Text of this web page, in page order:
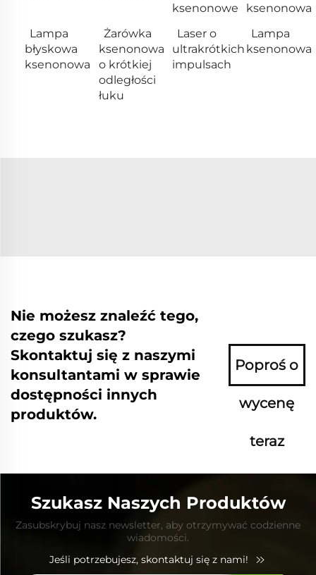
ksenonowe
ksenonowa
Lampa
błyskowa
ksenonowa
Żarówka
ksenonowa
o krótkiej
odległości
łuku
Laser o
ultrakrótkich
impulsach
Lampa
ksenonowa
Nie możesz znaleźć tego,
czego szukasz?
Skontaktuj się z naszymi
konsultantami w sprawie
dostępności innych
produktów.
Poproś o
wycenę
teraz
Szukasz Naszych Produktów
Zasubskrybuj nasz newsletter, aby otrzymywać codzienne
wiadomości.
Jeśli potrzebujesz, skontaktuj się z nami!